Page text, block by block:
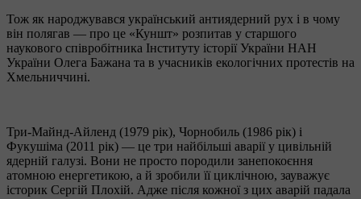
Тож як народжувався український антиядерний рух і в чому
він полягав — про це «Куншт» розпитав у старшого
наукового співробітника Інституту історії України НАН
України Олега Бажана та в учасників екологічних протестів на
Хмельниччині.
Три-Майнд-Айленд (1979 рік), Чорнобиль (1986 рік) і
Фукушіма (2011 рік) — це три найбільші аварії у цивільній
ядерній галузі. Вони не просто породили занепокоєння
атомною енергетикою, а й зробили її циклічною, зауважує
історик Сергій Плохій. Адже після кожної з цих аварій падала